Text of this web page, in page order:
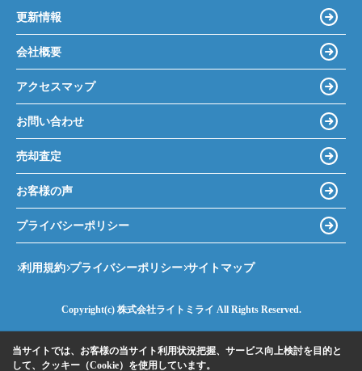
更新情報
会社概要
アクセスマップ
お問い合わせ
売却査定
お客様の声
プライバシーポリシー
利用規約 プライバシーポリシー サイトマップ
Copyright(c) 株式会社ライトミライ All Rights Reserved.
当サイトでは、お客様の当サイト利用状況把握、サービス向上検討を目的と
して、クッキー（Cookie）を使用しています。